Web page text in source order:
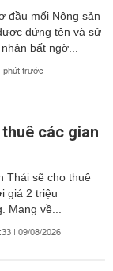
đầu mối Nông sản
đứng tên và sử
bất ngờ...
phút trước
các gian
Thái sẽ cho thuê
giá 2 triệu
Mang về...
| 09/08/2026